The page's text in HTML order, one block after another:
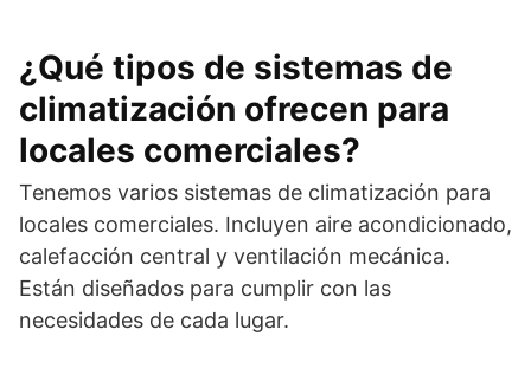
¿Qué tipos de sistemas de
climatización ofrecen para
locales comerciales?
Tenemos varios sistemas de climatización para
locales comerciales. Incluyen aire acondicionado,
calefacción central y ventilación mecánica.
Están diseñados para cumplir con las
necesidades de cada lugar.